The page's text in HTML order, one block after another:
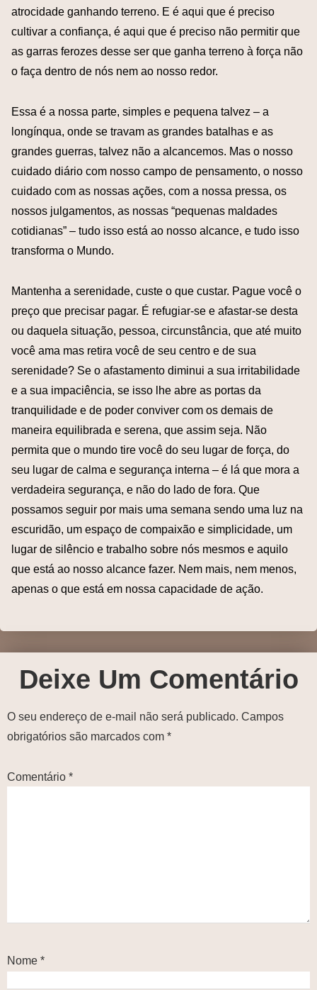
atrocidade ganhando terreno. E é aqui que é preciso
cultivar a confiança, é aqui que é preciso não permitir que
as garras ferozes desse ser que ganha terreno à força não
o faça dentro de nós nem ao nosso redor.
Essa é a nossa parte, simples e pequena talvez – a
longínqua, onde se travam as grandes batalhas e as
grandes guerras, talvez não a alcancemos. Mas o nosso
cuidado diário com nosso campo de pensamento, o nosso
cuidado com as nossas ações, com a nossa pressa, os
nossos julgamentos, as nossas “pequenas maldades
cotidianas” – tudo isso está ao nosso alcance, e tudo isso
transforma o Mundo.
Mantenha a serenidade, custe o que custar. Pague você o
preço que precisar pagar. É refugiar-se e afastar-se desta
ou daquela situação, pessoa, circunstância, que até muito
você ama mas retira você de seu centro e de sua
serenidade? Se o afastamento diminui a sua irritabilidade
e a sua impaciência, se isso lhe abre as portas da
tranquilidade e de poder conviver com os demais de
maneira equilibrada e serena, que assim seja. Não
permita que o mundo tire você do seu lugar de força, do
seu lugar de calma e segurança interna – é lá que mora a
verdadeira segurança, e não do lado de fora. Que
possamos seguir por mais uma semana sendo uma luz na
escuridão, um espaço de compaixão e simplicidade, um
lugar de silêncio e trabalho sobre nós mesmos e aquilo
que está ao nosso alcance fazer. Nem mais, nem menos,
apenas o que está em nossa capacidade de ação.
Deixe Um Comentário
O seu endereço de e-mail não será publicado. Campos
obrigatórios são marcados com *
Comentário *
Nome *